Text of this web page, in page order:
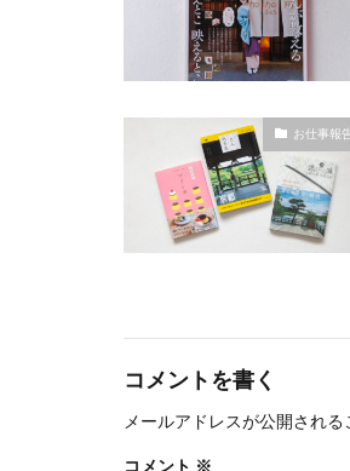
お仕事報
コメントを書く
メールアドレスが公開される
コメント ※